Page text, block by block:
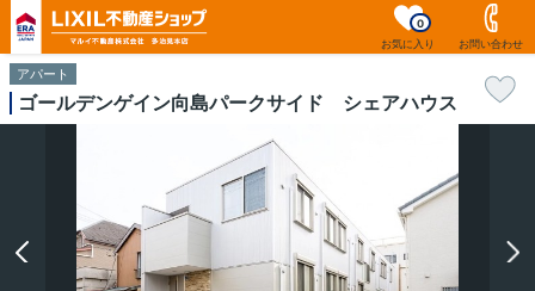
お気に入り
0
お問い合わせ
アパート
ゴールデンゲイン向島パークサイド シェアハウス